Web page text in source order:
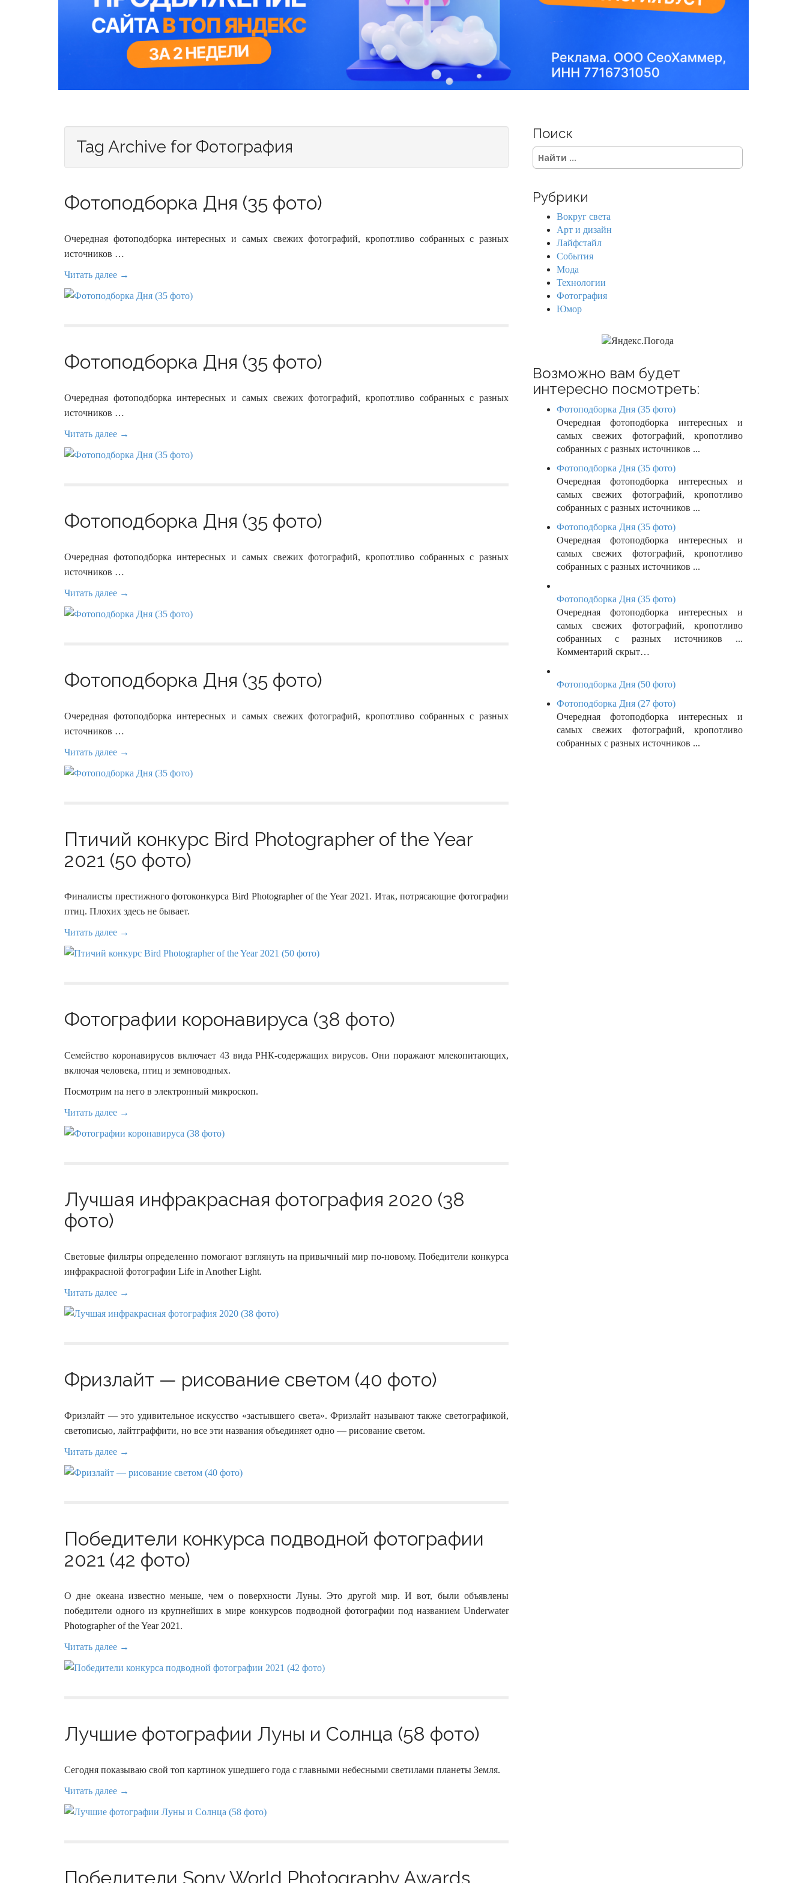
Tag Archive for Фотография
Фотоподборка Дня (35 фото)
Очередная фотоподборка интересных и самых свежих фотографий, кропотливо собранных с разных
источников …
Читать далее →
Фотоподборка Дня (35 фото)
Очередная фотоподборка интересных и самых свежих фотографий, кропотливо собранных с разных
источников …
Читать далее →
Фотоподборка Дня (35 фото)
Очередная фотоподборка интересных и самых свежих фотографий, кропотливо собранных с разных
источников …
Читать далее →
Фотоподборка Дня (35 фото)
Очередная фотоподборка интересных и самых свежих фотографий, кропотливо собранных с разных
источников …
Читать далее →
Птичий конкурс Bird Photographer of the Year
2021 (50 фото)
Финалисты престижного фотоконкурса Bird Photographer of the Year 2021. Итак, потрясающие фотографии
птиц. Плохих здесь не бывает.
Читать далее →
Фотографии коронавируса (38 фото)
Семейство коронавирусов включает 43 вида РНК-содержащих вирусов. Они поражают млекопитающих,
включая человека, птиц и земноводных.
Посмотрим на него в электронный микроскоп.
Читать далее →
Лучшая инфракрасная фотография 2020 (38
фото)
Световые фильтры определенно помогают взглянуть на привычный мир по-новому. Победители конкурса
инфракрасной фотографии Life in Another Light.
Читать далее →
Фризлайт — рисование светом (40 фото)
Фризлайт — это удивительное искусство «застывшего света». Фризлайт называют также светографикой,
светописью, лайтграффити, но все эти названия объединяет одно — рисование светом.
Читать далее →
Победители конкурса подводной фотографии
2021 (42 фото)
О дне океана известно меньше, чем о поверхности Луны. Это другой мир. И вот, были объявлены
победители одного из крупнейших в мире конкурсов подводной фотографии под названием Underwater
Photographer of the Year 2021.
Читать далее →
Лучшие фотографии Луны и Солнца (58 фото)
Сегодня показываю свой топ картинок ушедшего года с главными небесными светилами планеты Земля.
Читать далее →
Победители Sony World Photography Awards
Поиск
S
c
Рубрики
Вокруг света
Арт и дизайн
Лайфстайл
События
Мода
Технологии
Фотография
Юмор
Возможно вам будет
интересно посмотреть:
Фотоподборка Дня (35 фото)
Очередная фотоподборка интересных и
самых свежих фотографий, кропотливо
собранных с разных источников ...
Фотоподборка Дня (35 фото)
Очередная фотоподборка интересных и
самых свежих фотографий, кропотливо
собранных с разных источников ...
Фотоподборка Дня (35 фото)
Очередная фотоподборка интересных и
самых свежих фотографий, кропотливо
собранных с разных источников ...
Фотоподборка Дня (35 фото)
Очередная фотоподборка интересных и
самых свежих фотографий, кропотливо
собранных с разных источников ...
Комментарий скрыт…
Фотоподборка Дня (50 фото)
Фотоподборка Дня (27 фото)
Очередная фотоподборка интересных и
самых свежих фотографий, кропотливо
собранных с разных источников ...